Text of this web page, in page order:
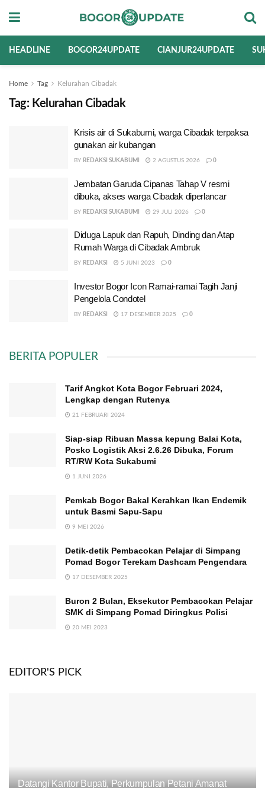
HEADLINE BOGOR24UPDATE CIANJUR24UPDATE
Home Tag Kelurahan Cibadak
Tag: Kelurahan Cibadak
Krisis air di Sukabumi, warga Cibadak terpaksa
gunakan air kubangan
BY REDAKSI SUKABUMI 2 AGUSTUS 2026 0
Jembatan Garuda Cipanas Tahap V resmi
dibuka, akses warga Cibadak diperlancar
BY REDAKSI SUKABUMI 29 JULI 2026 0
Diduga Lapuk dan Rapuh, Dinding dan Atap
Rumah Warga di Cibadak Ambruk
BY REDAKSI 5 JUNI 2023 0
Investor Bogor Icon Ramai-ramai Tagih Janji
Pengelola Condotel
BY REDAKSI 17 DESEMBER 2025 0
BERITA POPULER
Tarif Angkot Kota Bogor Februari 2024,
Lengkap dengan Rutenya
21 FEBRUARI 2024
Siap-siap Ribuan Massa kepung Balai Kota,
Posko Logistik Aksi 2.6.26 Dibuka, Forum
RT/RW Kota Sukabumi
1 JUNI 2026
Pemkab Bogor Bakal Kerahkan Ikan Endemik
untuk Basmi Sapu-Sapu
9 MEI 2026
Detik-detik Pembacokan Pelajar di Simpang
Pomad Bogor Terekam Dashcam Pengendara
17 DESEMBER 2025
Buron 2 Bulan, Eksekutor Pembacokan Pelajar
SMK di Simpang Pomad Diringkus Polisi
20 MEI 2023
EDITOR'S PICK
Datangi Kantor Bupati, Perkumpulan Petani Amanat